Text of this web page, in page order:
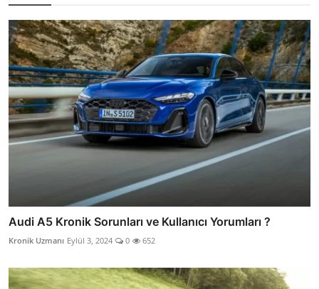
Audi A5 Kronik Sorunları ve Kullanıcı Yorumları ?
Kronik Uzmanı Eylül 3, 2024 0 652